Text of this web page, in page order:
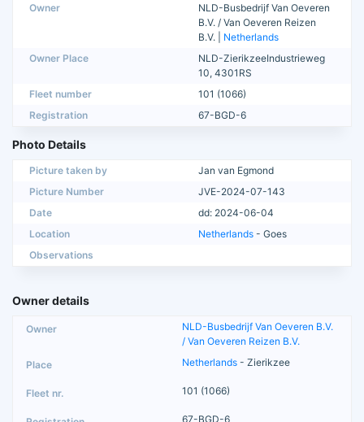
Owner
NLD-Busbedrijf Van Oeveren
B.V. / Van Oeveren Reizen
B.V. | Netherlands
Owner Place
NLD-ZierikzeeIndustrieweg
10, 4301RS
Fleet number
101 (1066)
Registration
67-BGD-6
Photo Details
Picture taken by
Jan van Egmond
Picture Number
JVE-2024-07-143
Date
dd: 2024-06-04
Location
Netherlands - Goes
Observations
Owner details
NLD-Busbedrijf Van Oeveren B.V.
/ Van Oeveren Reizen B.V.
Netherlands - Zierikzee
101 (1066)
67-BGD-6